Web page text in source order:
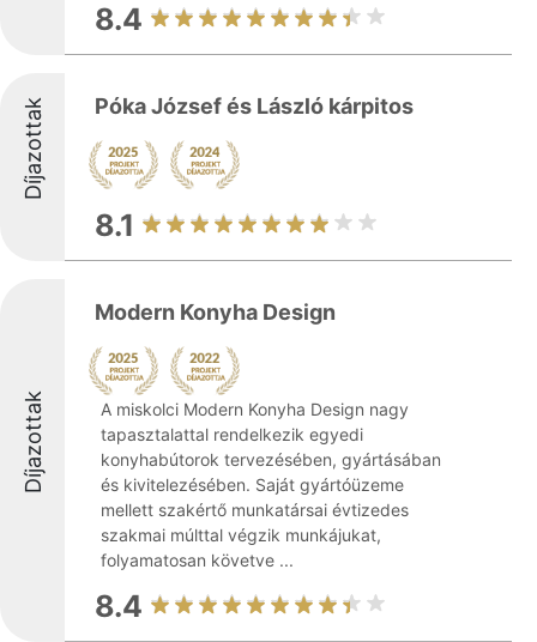
8.4
Díjazottak Póka József és László kárpitos
8.1
Díjazottak
Modern Konyha Design
A miskolci Modern Konyha Design nagy
tapasztalattal rendelkezik egyedi
konyhabútorok tervezésében, gyártásában
és kivitelezésében. Saját gyártóüzeme
mellett szakértő munkatársai évtizedes
szakmai múlttal végzik munkájukat,
folyamatosan követve ...
8.4